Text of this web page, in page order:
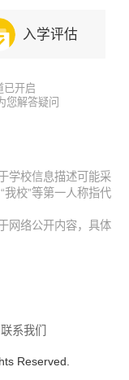
入学评估
已开启
您解答疑问
学校信息描述可能采
我校”等第一人称指代
网络公开内容，具体
联系我们
Reserved.